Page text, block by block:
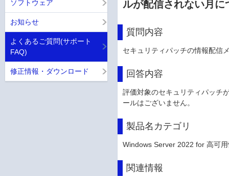
ルが配信されない月に
質問内容
セキュリティパッチの情報配信
回答内容
評価対象のセキュリティパッチ
ールはございません。
製品名カテゴリ
Windows Server 2022 for 高可
関連情報
ソフトウェア
お知らせ
よくあるご質問(サポート
FAQ)
修正情報・ダウンロード